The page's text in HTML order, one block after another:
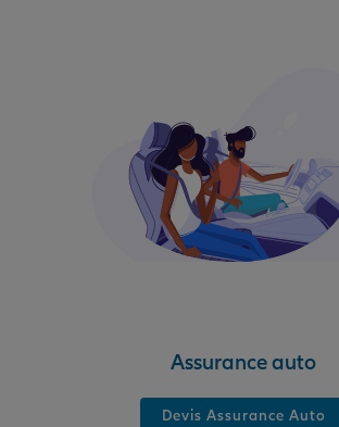
Assurance auto
Devis Assurance Auto